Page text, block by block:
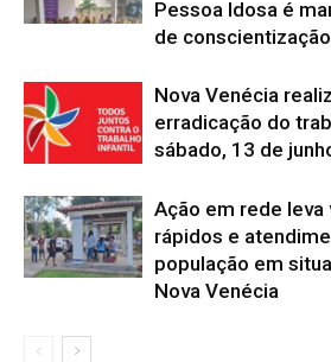
Pessoa Idosa é
de
Nova Venécia
erradicação do
sábado, 13 de
Ação em rede
rápidos e
população em
Nova Venécia